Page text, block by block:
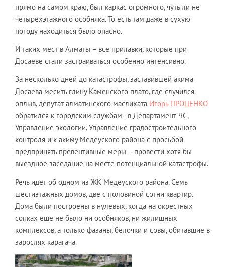
прямо на самом краю, был каркас огромного, чуть ли не
четырехэтажного особняка. То есть там даже в сухую
погоду находиться было опасно.
И таких мест в Алматы – все прилавки, которые при
Досаеве стали застраиваться особенно интенсивно.
За несколько дней до катастрофы, заставившей акима
Досаева месить глину Каменского плато, где случился
оплыв, депутат алматинского маслихата Игорь ПРОЦЕНКО
обратился к городским службам - в Департамент ЧС,
Управление экологии, Управление градостроительного
контроля и к акиму Медеуского района с просьбой
предпринять превентивные меры – провести хотя бы
выездное заседание на месте потенциальной катастрофы.
Речь идет об одном из ЖК Медеуского района. Семь
шестиэтажных домов, две с половиной сотни квартир.
Дома были построены в нулевых, когда на окрестных
сопках еще не было ни особняков, ни жилищных
комплексов, а только фазаны, белочки и совы, обитавшие в
зарослях карагача.